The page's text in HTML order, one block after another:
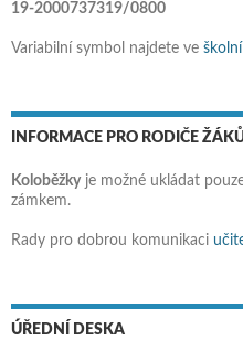
19-2000737319/0800
Variabilní symbol najdete ve
INFORMACE PRO RODIČE
Koloběžkyje možné ukládat
zámkem.
Rady pro dobrou komunikaci
ÚŘEDNÍ DESKA